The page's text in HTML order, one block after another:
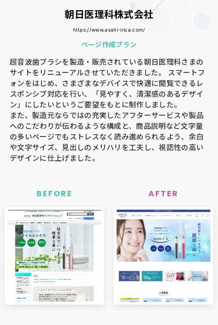
朝日医理科株式会社
https://www.asahi-irica.com/
ページ作成プラン
超音波歯ブラシを製造・販売されている朝日医理科さまの
サイトをリニューアルさせていただきました。 スマートフ
ォンをはじめ、さまざまなデバイスで快適に閲覧できるレ
スポンシブ対応を行い、「見やすく、清潔感のあるデザイ
ン」にしたいというご要望をもとに制作しました。
また、製造元ならではの充実したアフターサービスや製品
へのこだわりが伝わるような構成と、商品説明など文字量
の多いページでもストレスなく読み進められるよう、余白
や文字サイズ、見出しのメリハリを工夫し、視認性の高い
デザインに仕上げました。
BEFORE AFTER